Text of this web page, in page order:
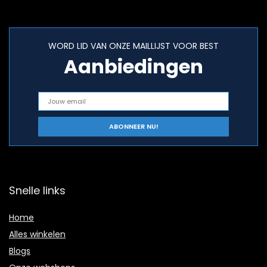
WORD LID VAN ONZE MAILLIJST VOOR BEST
Aanbiedingen
Snelle links
Home
Alles winkelen
Blogs